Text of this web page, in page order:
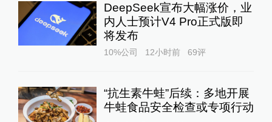
DeepSeek宣布大幅涨价，业
内人士预计V4 Pro正式版即
将发布
10%公司 12小时前 69评
“抗生素牛蛙”后续：多地开展
牛蛙食品安全检查或专项行动